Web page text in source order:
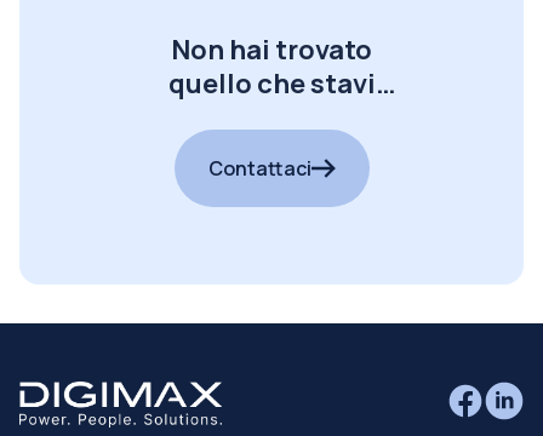
Non hai trovato
quello che stavi
Contattaci